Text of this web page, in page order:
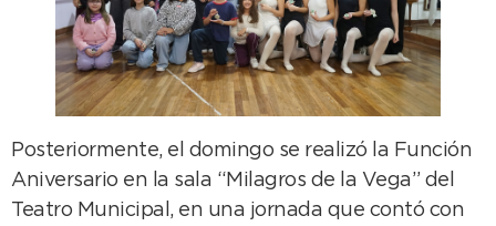
Posteriormente, el domingo se realizó la Función
Aniversario en la sala “Milagros de la Vega” del
Teatro Municipal, en una jornada que contó con